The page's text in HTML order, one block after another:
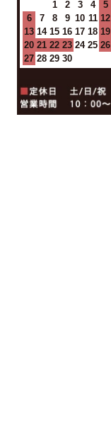
1
2 3 4
5
6
7 8 9 10 11 12
13 14 15 16 17 18 19
20 21 22 23 24 25 26
27 28 29 30